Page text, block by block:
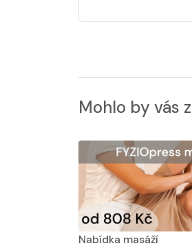
Mohlo by vás
Nabídka masáží
Nabídka léčby ve